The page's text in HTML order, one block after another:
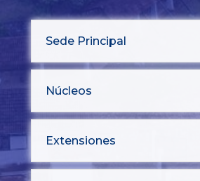
Sede Principal
Núcleos
Extensiones